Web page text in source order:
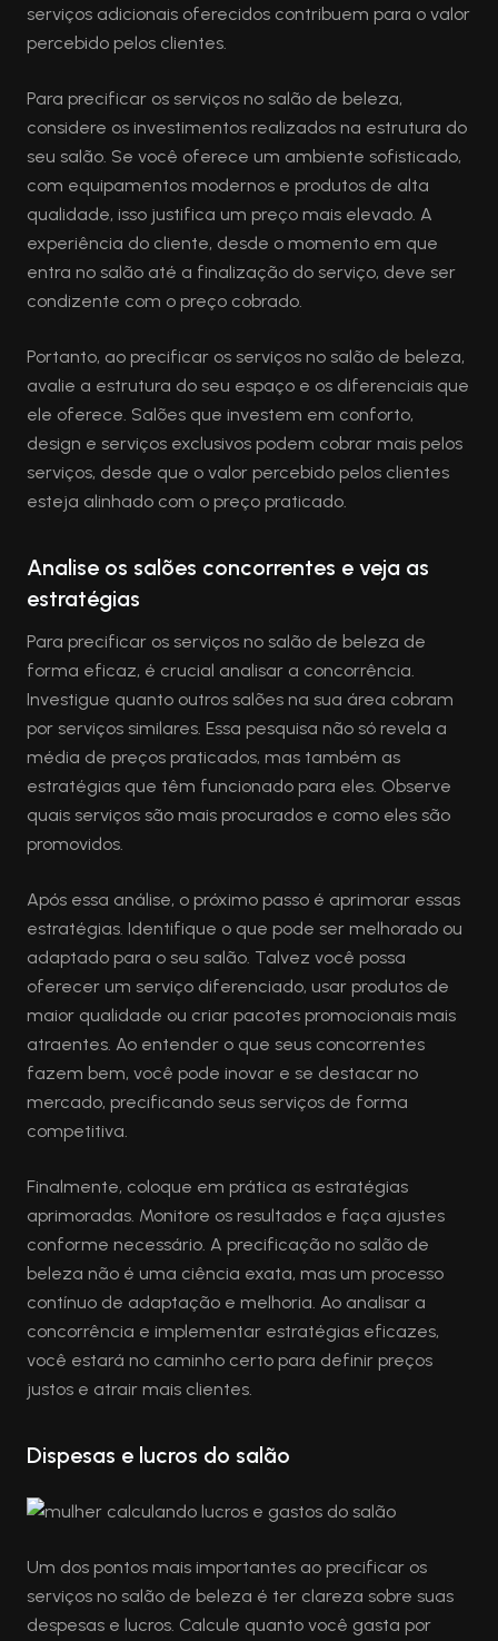
serviços adicionais oferecidos contribuem para o valor
percebido pelos clientes.
Para precificar os serviços no salão de beleza,
considere os investimentos realizados na estrutura do
seu salão. Se você oferece um ambiente sofisticado,
com equipamentos modernos e produtos de alta
qualidade, isso justifica um preço mais elevado. A
experiência do cliente, desde o momento em que
entra no salão até a finalização do serviço, deve ser
condizente com o preço cobrado.
Portanto, ao precificar os serviços no salão de beleza,
avalie a estrutura do seu espaço e os diferenciais que
ele oferece. Salões que investem em conforto,
design e serviços exclusivos podem cobrar mais pelos
serviços, desde que o valor percebido pelos clientes
esteja alinhado com o preço praticado.
Analise os salões concorrentes e veja as
estratégias
Para precificar os serviços no salão de beleza de
forma eficaz, é crucial analisar a concorrência.
Investigue quanto outros salões na sua área cobram
por serviços similares. Essa pesquisa não só revela a
média de preços praticados, mas também as
estratégias que têm funcionado para eles. Observe
quais serviços são mais procurados e como eles são
promovidos.
Após essa análise, o próximo passo é aprimorar essas
estratégias. Identifique o que pode ser melhorado ou
adaptado para o seu salão. Talvez você possa
oferecer um serviço diferenciado, usar produtos de
maior qualidade ou criar pacotes promocionais mais
atraentes. Ao entender o que seus concorrentes
fazem bem, você pode inovar e se destacar no
mercado, precificando seus serviços de forma
competitiva.
Finalmente, coloque em prática as estratégias
aprimoradas. Monitore os resultados e faça ajustes
conforme necessário. A precificação no salão de
beleza não é uma ciência exata, mas um processo
contínuo de adaptação e melhoria. Ao analisar a
concorrência e implementar estratégias eficazes,
você estará no caminho certo para definir preços
justos e atrair mais clientes.
Dispesas e lucros do salão
Um dos pontos mais importantes ao precificar os
serviços no salão de beleza é ter clareza sobre suas
despesas e lucros. Calcule quanto você gasta por